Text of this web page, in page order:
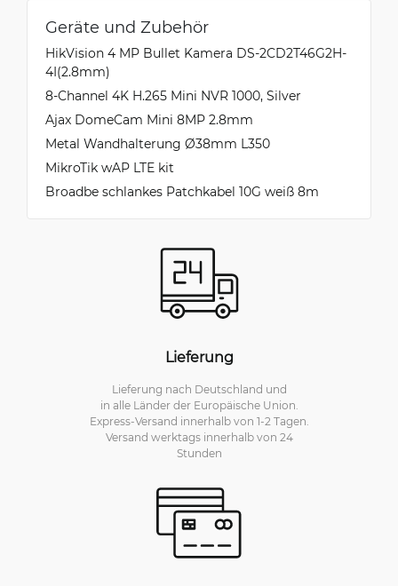
Geräte und Zubehör
HikVision 4 MP Bullet Kamera DS-2CD2T46G2H-
4I(2.8mm)
8-Channel 4K H.265 Mini NVR 1000, Silver
Ajax DomeCam Mini 8MP 2.8mm
Metal Wandhalterung Ø38mm L350
MikroTik wAP LTE kit
Broadbe schlankes Patchkabel 10G weiß 8m
Lieferung
Lieferung nach Deutschland und
in alle Länder der Europäische Union.
Express-Versand innerhalb von 1-2 Tagen.
Versand werktags innerhalb von 24
Stunden